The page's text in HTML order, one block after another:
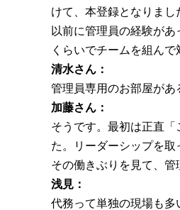
けて、本登録となりまし
以前に管理員の経験が
くらいでチームを組ん
清水さん：
管理員専用のお部屋があ
加藤さん：
そうです。最初は正直
た。リーダーシップを取
その働きぶりを見て、
浅見：
代務って単独の現場も多